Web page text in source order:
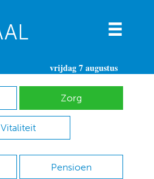
vrijdag 7 augustus
Zorg
Vitaliteit
Pensioen